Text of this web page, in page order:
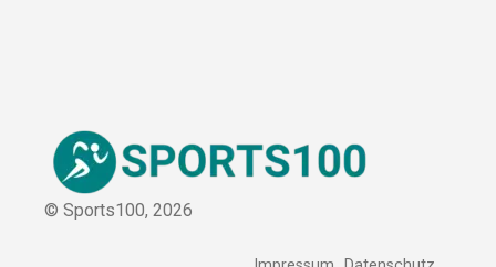
© Sports100, 2026